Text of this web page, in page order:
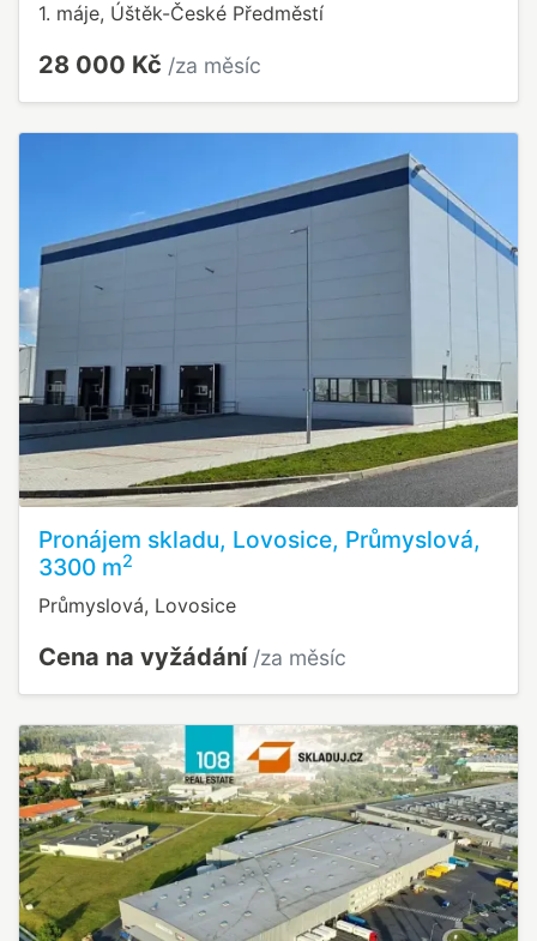
1. máje, Úštěk-České Předměstí
28 000 Kč /za měsíc
Pronájem skladu, Lovosice, Průmyslová,
3300 m2
Průmyslová, Lovosice
Cena na vyžádání /za měsíc